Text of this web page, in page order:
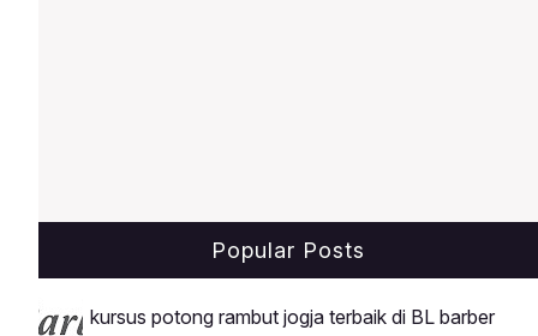
Popular Posts
kursus potong rambut jogja terbaik di BL barber